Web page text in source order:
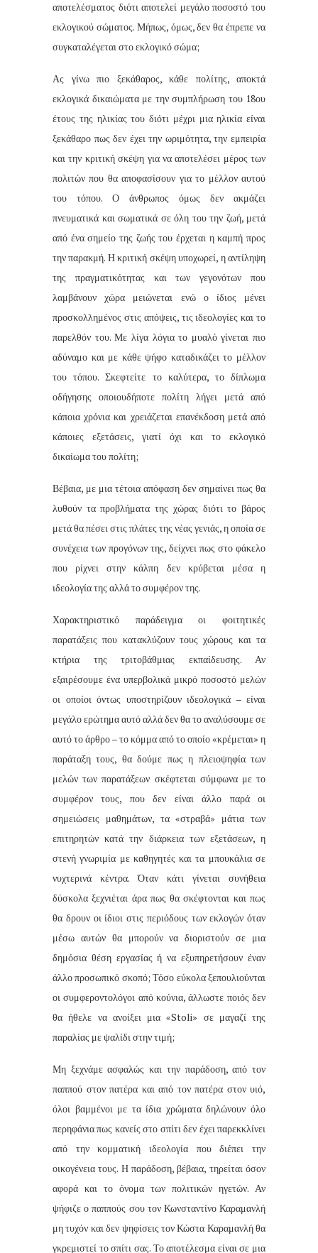
αποτελέσματος διότι αποτελεί μεγάλο ποσοστό του
εκλογικού σώματος. Μήπως, όμως, δεν θα έπρεπε να
συγκαταλέγεται στο εκλογικό σώμα;
Ας γίνω πιο ξεκάθαρος, κάθε πολίτης, αποκτά
εκλογικά δικαιώματα με την συμπλήρωση του 18ου
έτους της ηλικίας του διότι μέχρι μια ηλικία είναι
ξεκάθαρο πως δεν έχει την ωριμότητα, την εμπειρία
και την κριτική σκέψη για να αποτελέσει μέρος των
πολιτών που θα αποφασίσουν για το μέλλον αυτού
του τόπου. Ο άνθρωπος όμως δεν ακμάζει
πνευματικά και σωματικά σε όλη του την ζωή, μετά
από ένα σημείο της ζωής του έρχεται η καμπή προς
την παρακμή. Η κριτική σκέψη υποχωρεί, η αντίληψη
της πραγματικότητας και των γεγονότων που
λαμβάνουν χώρα μειώνεται ενώ ο ίδιος μένει
προσκολλημένος στις απόψεις, τις ιδεολογίες και το
παρελθόν του. Με λίγα λόγια το μυαλό γίνεται πιο
αδύναμο και με κάθε ψήφο καταδικάζει το μέλλον
του τόπου. Σκεφτείτε το καλύτερα, το δίπλωμα
οδήγησης οποιουδήποτε πολίτη λήγει μετά από
κάποια χρόνια και χρειάζεται επανέκδοση μετά από
κάποιες εξετάσεις, γιατί όχι και το εκλογικό
δικαίωμα του πολίτη;
Βέβαια, με μια τέτοια απόφαση δεν σημαίνει πως θα
λυθούν τα προβλήματα της χώρας διότι το βάρος
μετά θα πέσει στις πλάτες της νέας γενιάς, η οποία σε
συνέχεια των προγόνων της, δείχνει πως στο φάκελο
που ρίχνει στην κάλπη δεν κρύβεται μέσα η
ιδεολογία της αλλά το συμφέρον της.
Χαρακτηριστικό παράδειγμα οι φοιτητικές
παρατάξεις που κατακλύζουν τους χώρους και τα
κτήρια της τριτοβάθμιας εκπαίδευσης. Αν
εξαιρέσουμε ένα υπερβολικά μικρό ποσοστό μελών
οι οποίοι όντως υποστηρίζουν ιδεολογικά – είναι
μεγάλο ερώτημα αυτό αλλά δεν θα το αναλύσουμε σε
αυτό το άρθρο – το κόμμα από το οποίο «κρέμεται» η
παράταξη τους, θα δούμε πως η πλειοψηφία των
μελών των παρατάξεων σκέφτεται σύμφωνα με το
συμφέρον τους, που δεν είναι άλλο παρά οι
σημειώσεις μαθημάτων, τα «στραβά» μάτια των
επιτηρητών κατά την διάρκεια των εξετάσεων, η
στενή γνωριμία με καθηγητές και τα μπουκάλια σε
νυχτερινά κέντρα. Όταν κάτι γίνεται συνήθεια
δύσκολα ξεχνιέται άρα πως θα σκέφτονται και πως
θα δρουν οι ίδιοι στις περιόδους των εκλογών όταν
μέσω αυτών θα μπορούν να διοριστούν σε μια
δημόσια θέση εργασίας ή να εξυπηρετήσουν έναν
άλλο προσωπικό σκοπό; Τόσο εύκολα ξεπουλιούνται
οι συμφεροντολόγοι από κούνια, άλλωστε ποιός δεν
θα ήθελε να ανοίξει μια «Stoli» σε μαγαζί της
παραλίας με ψαλίδι στην τιμή;
Μη ξεχνάμε ασφαλώς και την παράδοση, από τον
παππού στον πατέρα και από τον πατέρα στον υιό,
όλοι βαμμένοι με τα ίδια χρώματα δηλώνουν όλο
περηφάνια πως κανείς στο σπίτι δεν έχει παρεκκλίνει
από την κομματική ιδεολογία που διέπει την
οικογένεια τους. Η παράδοση, βέβαια, τηρείται όσον
αφορά και το όνομα των πολιτικών ηγετών. Αν
ψήφιζε ο παππούς σου τον Κωνσταντίνο Καραμανλή
μη τυχόν και δεν ψηφίσεις τον Κώστα Καραμανλή θα
γκρεμιστεί το σπίτι σας. Το αποτέλεσμα είναι σε μια